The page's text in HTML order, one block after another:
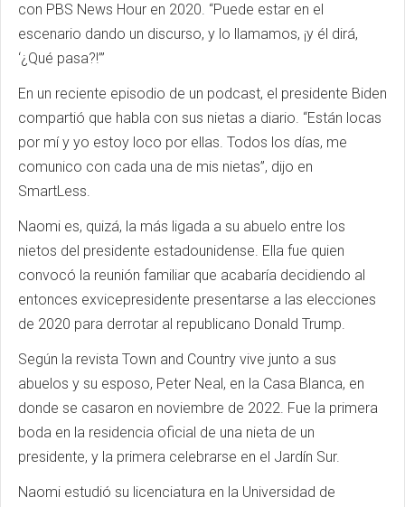
con PBS News Hour en 2020. “Puede estar en el
escenario dando un discurso, y lo llamamos, ¡y él dirá,
‘¿Qué pasa?!’”
En un reciente episodio de un podcast, el presidente Biden
compartió que habla con sus nietas a diario. “Están locas
por mí y yo estoy loco por ellas. Todos los días, me
comunico con cada una de mis nietas”, dijo en
SmartLess.
Naomi es, quizá, la más ligada a su abuelo entre los
nietos del presidente estadounidense. Ella fue quien
convocó la reunión familiar que acabaría decidiendo al
entonces exvicepresidente presentarse a las elecciones
de 2020 para derrotar al republicano Donald Trump.
Según la revista Town and Country vive junto a sus
abuelos y su esposo, Peter Neal, en la Casa Blanca, en
donde se casaron en noviembre de 2022. Fue la primera
boda en la residencia oficial de una nieta de un
presidente, y la primera celebrarse en el Jardín Sur.
Naomi estudió su licenciatura en la Universidad de